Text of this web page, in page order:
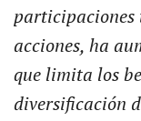
participaciones
acciones, ha
que limita los
diversificación